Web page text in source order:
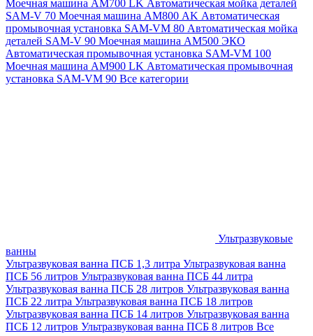
Моечная машина AM700 LK Автоматическая мойка деталей
SAM-V 70 Моечная машина АМ800 AK Автоматическая
промывочная установка SAM-VM 80 Автоматическая мойка
деталей SAM-V 90 Моечная машина АМ500 ЭКО
Автоматическая промывочная установка SAM-VM 100
Моечная машина AM900 LK Автоматическая промывочная
установка SAM-VM 90 Все категории
Ультразвуковые
ванны
Ультразвуковая ванна ПСБ 1,3 литра Ультразвуковая ванна
ПСБ 56 литров Ультразвуковая ванна ПСБ 44 литра
Ультразвуковая ванна ПСБ 28 литров Ультразвуковая ванна
ПСБ 22 литра Ультразвуковая ванна ПСБ 18 литров
Ультразвуковая ванна ПСБ 14 литров Ультразвуковая ванна
ПСБ 12 литров Ультразвуковая ванна ПСБ 8 литров Все